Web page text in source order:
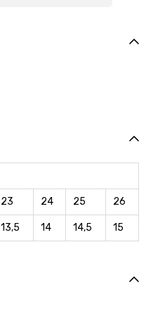
23 24 25 26
13,5 14 14,5 15